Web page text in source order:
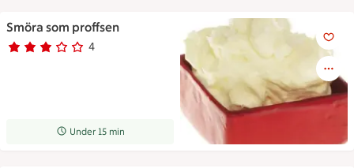
Smöra som proffsen
Betyg 2.8 av 5. 4
4 personer har röstat
Receptet tar Under 15 min att tillaga
Under 15 min
Smöra som proffsen